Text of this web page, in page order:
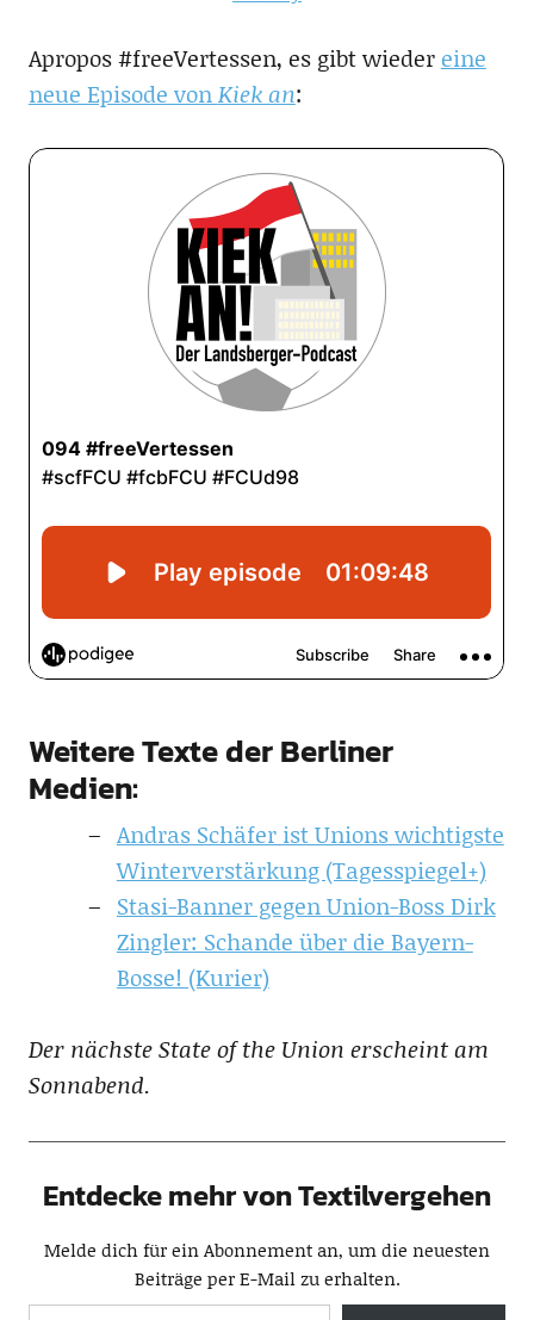
Apropos #freeVertessen, es gibt wieder eine
neue Episode vonKiek an:
Weitere Texte der Berliner
Medien:
Andras Schäfer ist Unions wichtigste
Winterverstärkung (Tagesspiegel+)
Stasi-Banner gegen Union-Boss Dirk
Zingler: Schande über die Bayern-
Bosse! (Kurier)
Der nächste State of the Union erscheint am
Sonnabend.
Entdecke mehr von Textilvergehen
Melde dich für ein Abonnement an, um die neuesten
Beiträge per E-Mail zu erhalten.